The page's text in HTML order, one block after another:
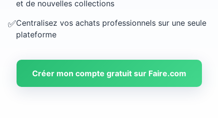
et de nouvelles collections
✅Centralisez vos achats professionnels sur une seule
plateforme
Créer mon compte gratuit sur Faire.com